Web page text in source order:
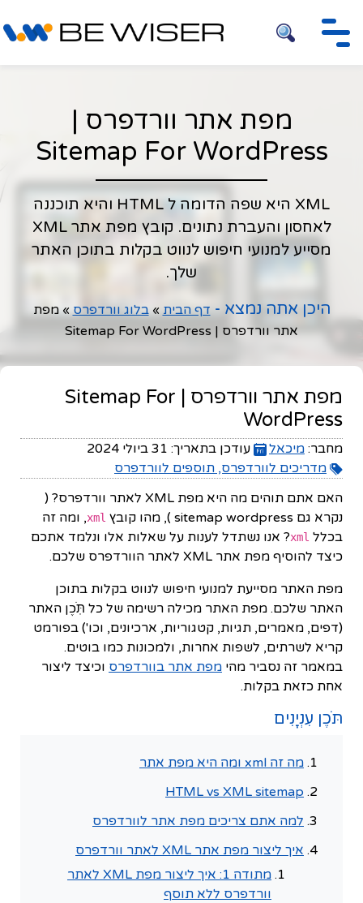
חיפוש
מפת אתר וורדפרס |
Sitemap For WordPress
XML היא שפה הדומה ל HTML והיא תוכננה
לאחסון והעברת נתונים. קובץ מפת אתר XML
מסייע למנועי חיפוש לנווט בקלות בתוכן האתר
שלך.
היכן אתה נמצא -דף הבית »בלוג וורדפרס»מפת
אתר וורדפרס | Sitemap For WordPress
מפת אתר וורדפרס | Sitemap For
WordPress
מחבר: מיכאל עודכן בתאריך: 31 ביולי 2024
מדריכים לוורדפרס, תוספים לוורדפרס
האם אתם תוהים מה היא מפת XML לאתר וורדפרס? (
נקרא גם sitemap wordpress ), מהו קובץ
xml, ומה זה
בכלל xml? אנו נשתדל לענות על שאלות אלו ונלמד אתכם
כיצד להוסיף מפת אתר XML לאתר הוורדפרס שלכם.
מפת האתר מסייעת למנועי חיפוש לנווט בקלות בתוכן
האתר שלכם. מפת האתר מכילה רשימה של כל תֹּֽכֶן האתר
(דפים, מאמרים, תגיות, קטגוריות, ארכיונים, וכו') בפורמט
קריא לשרתים, לשפות אחרות, ולמכונות כמו בוטים.
במאמר זה נסביר מהי מפת אתר בוורדפרס וכיצד ליצור
אחת כזאת בקלות.
תֹּכֶן עִנְיָנִים
מה זה xml ומה היא מפת אתר
HTML vs XML sitemap
למה אתם צריכים מפת אתר לוורדפרס
איך ליצור מפת אתר XML לאתר וורדפרס
מתודה 1: איך ליצור מפת XML לאתר
וורדפרס ללא תוסף